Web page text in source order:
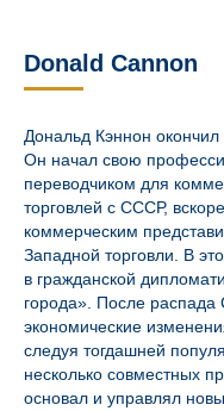
Donald Cannon
Дональд Кэннон окончил
Он начал свою
переводчиком для
торговлей с СССР,
коммерческим
Западной торговли. В
в гражданской
города». После
экономические
следуя тогдашней
несколько совместных
основал и управлял